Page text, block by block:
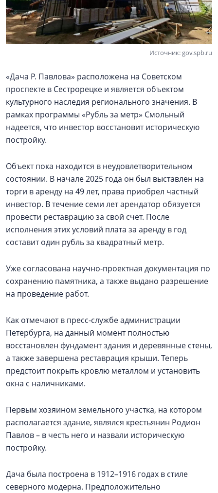
Источник: gov.spb.ru
«Дача Р. Павлова» расположена на Советском
проспекте в Сестрорецке и является объектом
культурного наследия регионального значения. В
рамках программы «Рубль за метр» Смольный
надеется, что инвестор восстановит историческую
постройку.
Объект пока находится в неудовлетворительном
состоянии. В начале 2025 года он был выставлен на
торги в аренду на 49 лет, права приобрел частный
инвестор. В течение семи лет арендатор обязуется
провести реставрацию за свой счет. После
исполнения этих условий плата за аренду в год
составит один рубль за квадратный метр.
Уже согласована научно-проектная документация по
сохранению памятника, а также выдано разрешение
на проведение работ.
Как отмечают в пресс-службе администрации
Петербурга, на данный момент полностью
восстановлен фундамент здания и деревянные стены,
а также завершена реставрация крыши. Теперь
предстоит покрыть кровлю металлом и установить
окна с наличниками.
Первым хозяином земельного участка, на котором
располагается здание, являлся крестьянин Родион
Павлов – в честь него и назвали историческую
постройку.
Дача была построена в 1912–1916 годах в стиле
северного модерна. Предположительно